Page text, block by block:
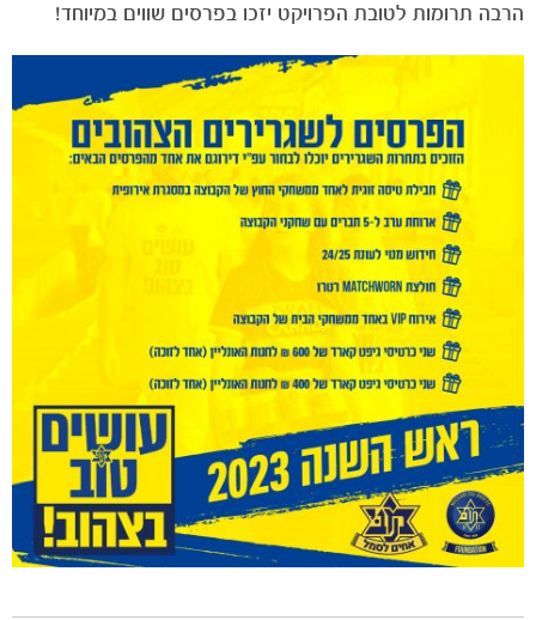
משחקים
הרבה תרומות לטובת הפרויקט יזכו בפרסים שווים במיוחד!